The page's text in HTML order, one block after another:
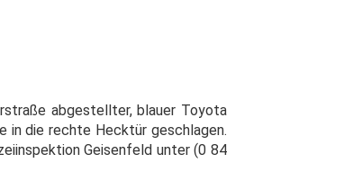
abgestellter, blauer Toyota
in die rechte Hecktür geschlagen.
Geisenfeld unter (0 84